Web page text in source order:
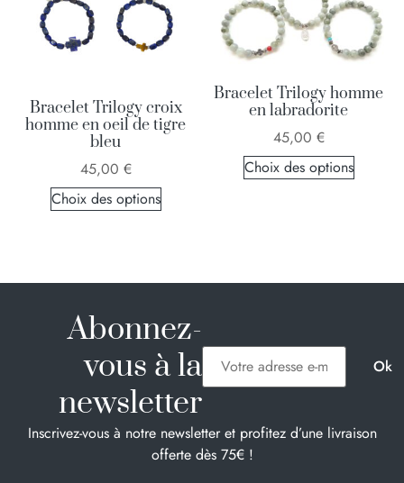
Bracelet Trilogy croix
homme en oeil de tigre
bleu
45,00 €
Choix des options
Bracelet Trilogy homme
en labradorite
45,00 €
Choix des options
Abonnez-
vous à la
newsletter
Inscrivez-vous à notre newsletter et profitez d’une livraison
offerte dès 75€ !